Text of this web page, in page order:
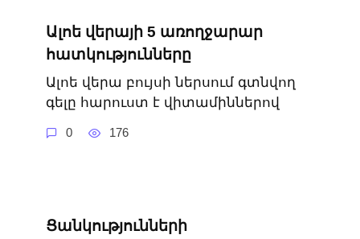
Ալոե վերայի 5 առողջարար
հատկությունները
Ալոե վերա բույսի ներսում գտնվող
գելը հարուստ է վիտամիններով
0 176
Ցանկությունների